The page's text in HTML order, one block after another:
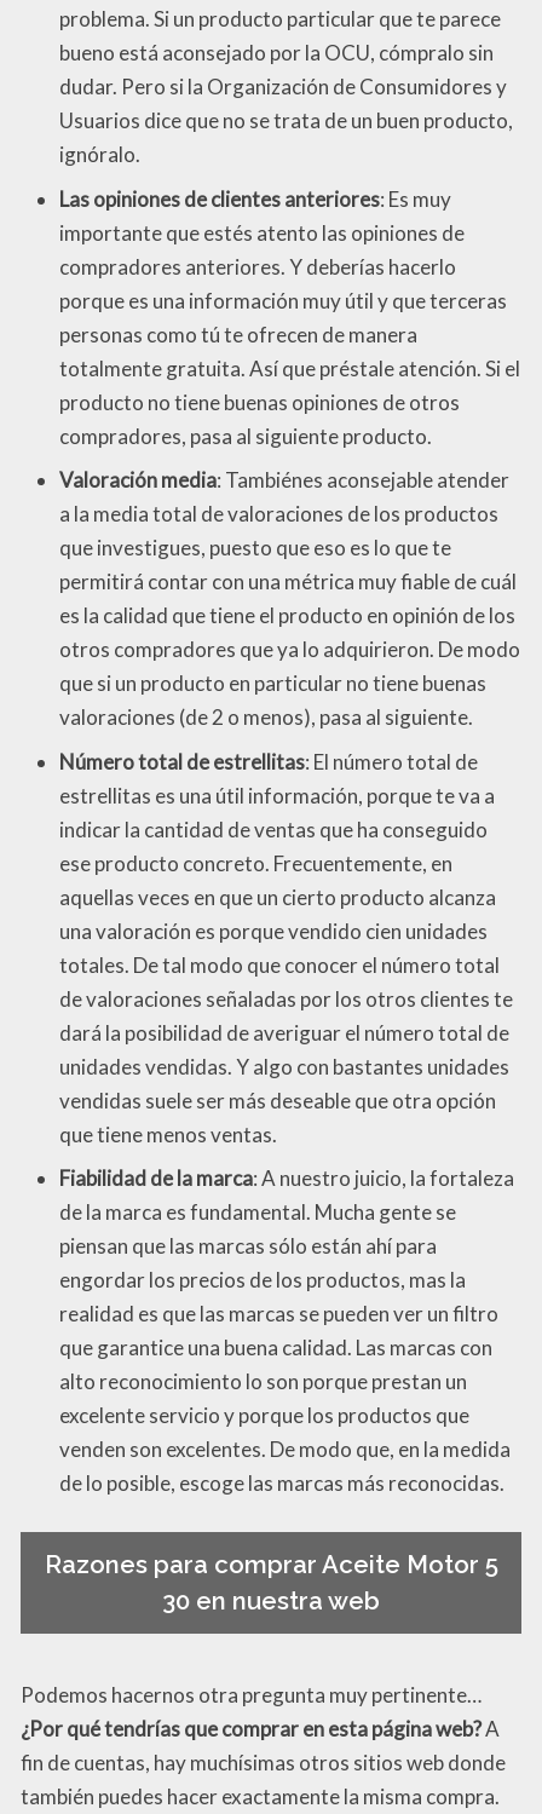
problema. Si un producto particular que te parece
bueno está aconsejado por la OCU, cómpralo sin
dudar. Pero si la Organización de Consumidores y
Usuarios dice que no se trata de un buen producto,
ignóralo.
Las opiniones de clientes anteriores: Es muy
importante que estés atento las opiniones de
compradores anteriores. Y deberías hacerlo
porque es una información muy útil y que terceras
personas como tú te ofrecen de manera
totalmente gratuita. Así que préstale atención. Si el
producto no tiene buenas opiniones de otros
compradores, pasa al siguiente producto.
Valoración media: Tambiénes aconsejable atender
a la media total de valoraciones de los productos
que investigues, puesto que eso es lo que te
permitirá contar con una métrica muy fiable de cuál
es la calidad que tiene el producto en opinión de los
otros compradores que ya lo adquirieron. De modo
que si un producto en particular no tiene buenas
valoraciones (de 2 o menos), pasa al siguiente.
Número total de estrellitas: El número total de
estrellitas es una útil información, porque te va a
indicar la cantidad de ventas que ha conseguido
ese producto concreto. Frecuentemente, en
aquellas veces en que un cierto producto alcanza
una valoración es porque vendido cien unidades
totales. De tal modo que conocer el número total
de valoraciones señaladas por los otros clientes te
dará la posibilidad de averiguar el número total de
unidades vendidas. Y algo con bastantes unidades
vendidas suele ser más deseable que otra opción
que tiene menos ventas.
Fiabilidad de la marca: A nuestro juicio, la fortaleza
de la marca es fundamental. Mucha gente se
piensan que las marcas sólo están ahí para
engordar los precios de los productos, mas la
realidad es que las marcas se pueden ver un filtro
que garantice una buena calidad. Las marcas con
alto reconocimiento lo son porque prestan un
excelente servicio y porque los productos que
venden son excelentes. De modo que, en la medida
de lo posible, escoge las marcas más reconocidas.
Razones para comprar Aceite Motor 5
30 en nuestra web
Podemos hacernos otra pregunta muy pertinente…
¿Por qué tendrías que comprar en esta página web?A
fin de cuentas, hay muchísimas otros sitios web donde
también puedes hacer exactamente la misma compra.